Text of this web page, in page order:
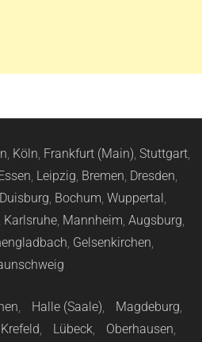
, Köln, Frankfurt (Main), Stuttgart,
, Leipzig, Bremen, Dresden,
Duisburg, Bochum, Wuppertal,
Karlsruhe, Mannheim, Augsburg,
, Gelsenkirchen,
, Halle (Saale), Magdeburg,
Krefeld, Lübeck, Oberhausen,